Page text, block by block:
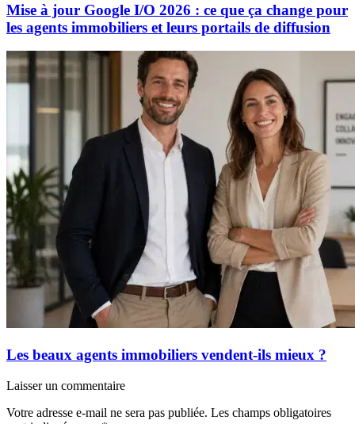
Mise à jour Google I/O 2026 : ce que ça change pour
les agents immobiliers et leurs portails de diffusion
Les beaux agents immobiliers vendent-ils mieux ?
Laisser un commentaire
Votre adresse e-mail ne sera pas publiée. Les champs obligatoires